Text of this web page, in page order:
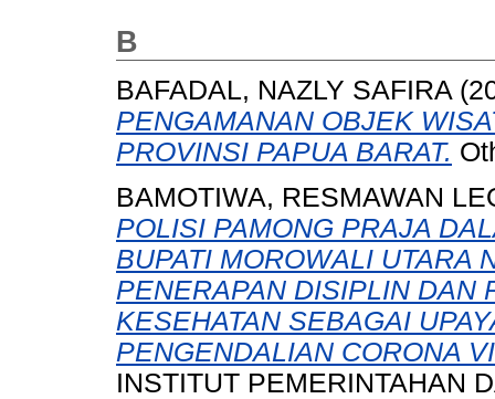
B
BAFADAL, NAZLY SAFIRA
PENGAMANAN OBJEK
PROVINSI PAPUA BARAT.
BAMOTIWA, RESMAWAN
POLISI PAMONG PRAJA
BUPATI MOROWALI UTARA
PENERAPAN DISIPLIN DAN
KESEHATAN SEBAGAI
PENGENDALIAN CORONA
INSTITUT PEMERINTAHAN